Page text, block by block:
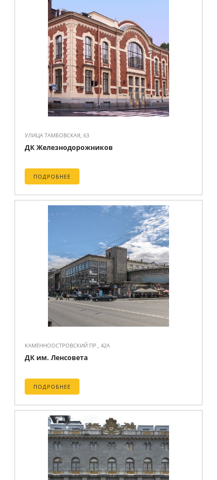
УЛИЦА ТАМБОВСКАЯ, 63
ДК Железнодорожников
ПОДРОБНЕЕ
КАМЕННООСТРОВСКИЙ ПР., 42А
ДК им. Ленсовета
ПОДРОБНЕЕ